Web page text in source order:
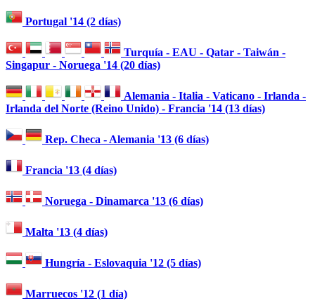
Portugal '14 (2 días)
Turquía - EAU - Qatar - Taiwán -
Singapur - Noruega '14 (20 días)
Alemania - Italia - Vaticano - Irlanda -
Irlanda del Norte (Reino Unido) - Francia '14 (13 días)
Rep. Checa - Alemania '13 (6 días)
Francia '13 (4 días)
Noruega - Dinamarca '13 (6 días)
Malta '13 (4 días)
Hungría - Eslovaquia '12 (5 días)
Marruecos '12 (1 día)